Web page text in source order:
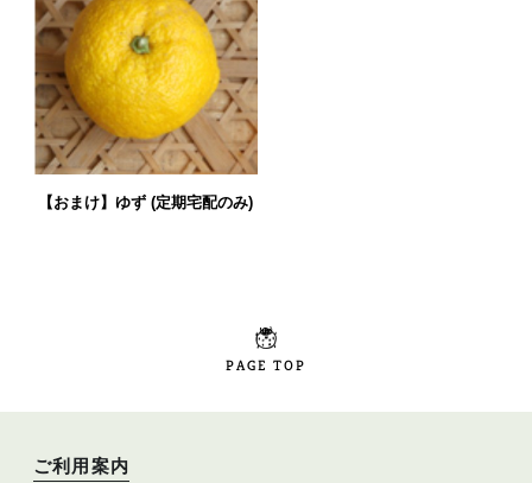
【おまけ】ゆず (定期宅配のみ)
PAGE TOP
ご利用案内